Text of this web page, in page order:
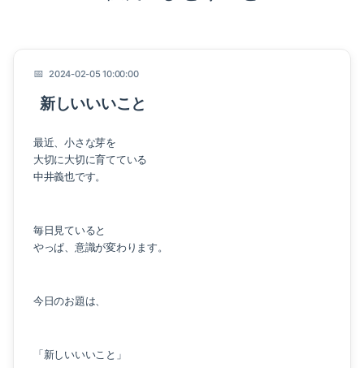
2024-02-05 10:00:00
新しいいいこと
最近、小さな芽を
大切に大切に育てている
中井義也です。
毎日見ていると
やっぱ、意識が変わります。
今日のお題は、
「新しいいいこと」